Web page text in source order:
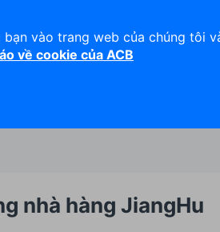
nhà hàng JiangHu
vào trang web của chúng tôi
về cookie của ACB